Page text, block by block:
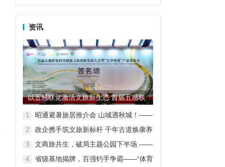
资讯
以五感联觉激活文旅新生态 首届五感联
觉科技赋能文旅创新发展大...
1
昭通避暑旅居推介会 山城遇秋城！——
2
政企携手筑文旅新标杆 千年古道焕康养
3
文商旅共生，破局主题公园下半场 ——
在苏圆满举办
4
省级基地揭牌，百强钓手争霸——“体育